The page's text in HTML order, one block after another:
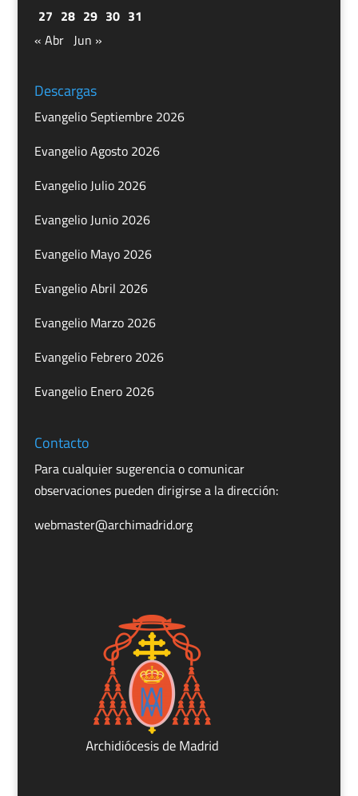
27 28 29 30 31
« Abr Jun »
Descargas
Evangelio Septiembre 2026
Evangelio Agosto 2026
Evangelio Julio 2026
Evangelio Junio 2026
Evangelio Mayo 2026
Evangelio Abril 2026
Evangelio Marzo 2026
Evangelio Febrero 2026
Evangelio Enero 2026
Contacto
Para cualquier sugerencia o comunicar
observaciones pueden dirigirse a la dirección:
webmaster@archimadrid.org